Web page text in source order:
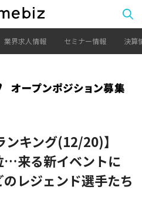
業界求人情報 セミナー情報 決算
ンキング(12/20)】
…来る新イベントに
レジェンド選手たち